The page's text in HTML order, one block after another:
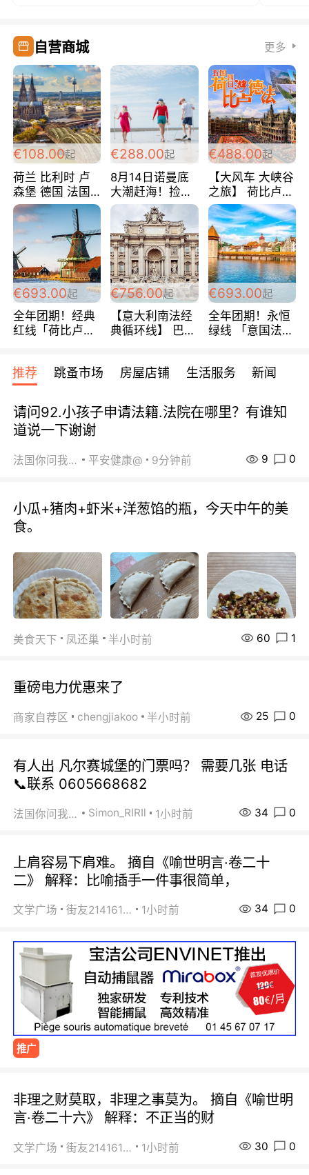
自营商城 更多
€108.00起
荷兰 比利时 卢
森堡 德国 法国
超爽玩遍西欧 循
环线 全程四星宾
馆 108欧/人/天
€288.00起
8月14日诺曼底
大潮赶海！捡海
鲜！轻轻松松海
边爽玩三日游
288欧/人
€488.00起
【大风车 大峡谷
之旅】 荷比卢德
法 巴黎上下 经
典五国四日游
488欧/人
€693.00起
全年团期！经典
红线「荷比卢德
天！巴黎上下！
包拼房~
€756.00起
【意大利南法经
典循环线】 巴黎
宾馆 108欧/天起
€693.00起
全年团期！永恒
绿线 「意国法
欧/天起 ~包拼房
推荐 跳蚤市场 房屋店铺 生活服务 新闻
请问92.小孩子申请法籍.法院在哪里？有谁知
道说一下谢谢
法国你问我答 平安健康@ 9分钟前 9 0
小瓜+猪肉+虾米+洋葱馅的瓶，今天中午的美
食。
美食天下 凤还巢 半小时前 60 1
重磅电力优惠来了
商家自荐区 chengjiakoo 半小时前 25 0
有人出 凡尔赛城堡的门票吗？ 需要几张 电话
📞联系 0605668682
法国你问我答 Simon_RIRIl 1小时前 34 0
上肩容易下肩难。 摘自《喻世明言·卷二十
二》 解释：比喻插手一件事很简单，
文学广场 街友21416156 1小时前 34 0
推广
非理之财莫取，非理之事莫为。 摘自《喻世明
言·卷二十六》 解释：不正当的财
文学广场 街友21416156 1小时前 30 0